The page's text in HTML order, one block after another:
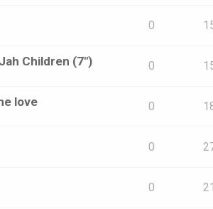
0
Children (7") 0
love 0
0
0